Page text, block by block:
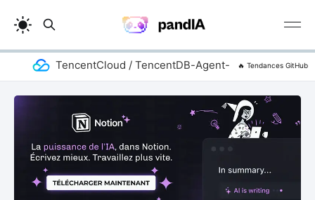
TencentCloud / TencentDB-Agent-Memory🔥 Tendances GitHub